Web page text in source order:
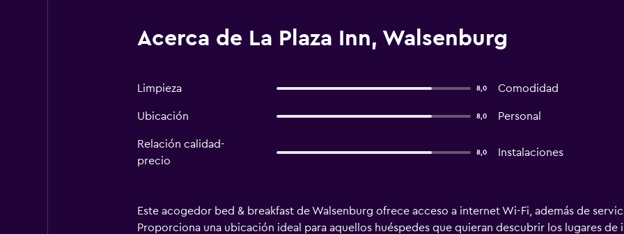
Acerca de La Plaza Inn, Walsenburg
Limpieza 8,0 Comodidad
Ubicación 8,0 Personal
Relación calidad-
precio
8,0 Instalaciones
Este acogedor bed & breakfast de Walsenburg ofrece acceso a internet Wi-Fi, además de
Proporciona una ubicación ideal para aquellos huéspedes que quieran descubrir los lugares de